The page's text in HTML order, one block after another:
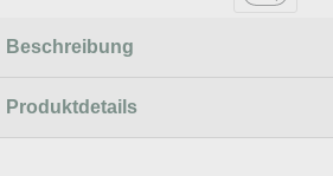
Beschreibung
Produktdetails